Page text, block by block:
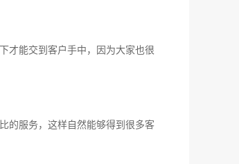
才能交到客户手中，因为大家也很
的服务，这样自然能够得到很多客